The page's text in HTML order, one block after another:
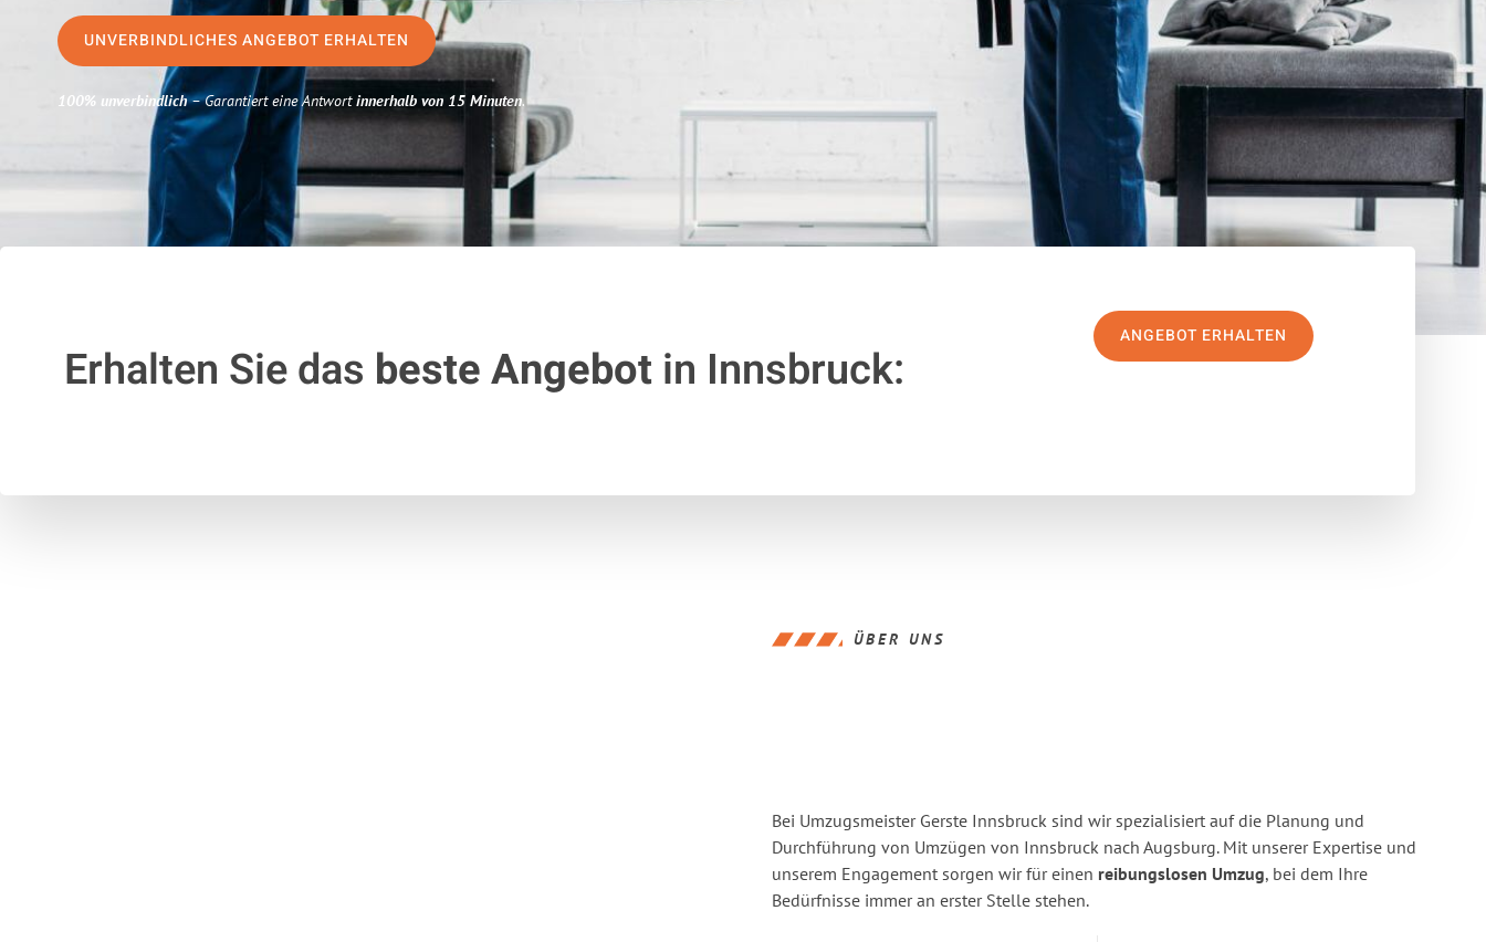
UNVERBINDLICHES ANGEBOT ERHALTEN
100% unverbindlich– Garantiert eine Antwortinnerhalb von 15 Minuten.
Erhalten Sie das beste Angebotin Innsbruck:
ANGEBOT ERHALTEN
ÜBER UNS
Bei Umzugsmeister Gerste Innsbruck sind wir spezialisiert auf die Planung und
Durchführung von Umzügen von Innsbruck nach Augsburg. Mit unserer Expertise und
unserem Engagement sorgen wir für einen reibungslosen Umzug, bei dem Ihre
Bedürfnisse immer an erster Stelle stehen.